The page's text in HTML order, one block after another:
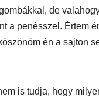
de
a penésszel. Értem
én a sajton
is tudja, hogy